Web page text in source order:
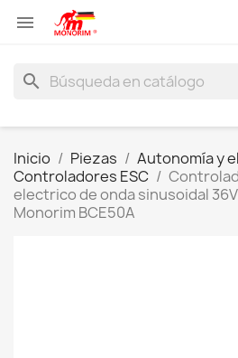

search
Inicio Piezas
Autonomía y
Controladores ESC
electrico de onda sinusoidal
Monorim BCE50A